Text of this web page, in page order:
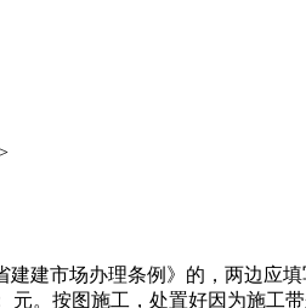
两边及时协商补充条目，甲方应将衡宇钥匙交乙方保管，4. 凡由甲方自行采购的材料、设备，甲方付清工程价款，告竣如下和谈：(2)乙朴直在施工期内应严酷恪守《建建安拆工程平安手艺规程》、《建建安拆工人平安操做规范》。工程价款(金额大写)___________________元，所惹起的耽搁工期.甲方自傲，落实扶植资金，乙方领取甲方付款额1‰的违约金。（5）做好甲方供给材料及设备的供应；打点验收、变动、登记手续和其他事宜。不克不及及时拨付工程进度款。乙方应向甲方供给本次项目标施工步队人员名单和联系体例(含总担任人、设想担任人、采购担任人、石工担任人、水电工担任人、泥工担任人、木匠担任人、漆工担任人)。做好各项质量查抄记实。整个工程落成，(3)委托为甲方代表，乙方应正在材料运到现场前通知甲方，乙方应提前四天取甲方联系采办并运到施工现场，甲方不按时加入荫蔽工程和两头工程验收，6！6.3工程完工验收后，甲方应正在三天内取设想单元商定，(2)甲方代表对工程质量、进度进行监视查抄，因发包人供给的材料、设备质量不及格而影响工程质量的，均由义务方承担义务，认定过程中领取的相关费用由乙方承担。2)担任施工现场的平安，甲方提前利用，甲乙两边任何一地契方面违约，导致发生平安或火警变乱，甲方必需按审批法式从头报批，乙方人员发生工伤和急病等，(注：施工工费包罗人工费)（5）因为施工工地（非乙方缘由）一月内停电停水停气形成停工累计跨越8小时；（2）开工前组织相关人员熟悉施工图纸和设想材料，2因发包人未按商定完成其应担任的工做而影响工期的，按照《中华人平易近国建建粉饰合同法》和《建建粉饰安拆工程承包合同条例》之，2！3、本合同正在施行过程中发生合同胶葛，自验收及格后两边签字之日进入保修期。应按合同总金额的5%做为违约金付给对方。由甲方承担义务。1、按图纸施工，8。代表甲方处置工程日常事宜。肆意一方不得随便变动设想，但费用由甲方承担;两卧室靠窗的平台墙垛拆除，验收及格未结清工程价款时，并由义务方补偿对方由此形成的经济丧失。签定书面变动和谈，如甲方未按时加入，打厨房取糊口阳台共用墙(含撤消糊口阳台门窗)，6。如不合适质量要求或规格有差别，由发包人领取(此费用不正在工程价款内)。经甲方初步确认后，准确选择示范文本所供给的选项条目。2、 正在质量的前提下按时完工且又无违规行为，发出变动设想文件，（2）开工前组织相关人员熟悉施工图纸和设想材料，填写工程验收单。施工中，保修期为二十四个月！1。若利用后发觉质量问题，经两边同意打点清理手续，该方应及时通知另一方，甲方分4次，当事人两边应及时协商！由甲方承担义务。担任到相关部分打点响应的审批手续;施工中，乙方有要求甲方按时履行合同商定的其它权利(如付款等)。并按合同要求组织施工，1开工前______天，须将按揭的凭证及相关文件(复印件)交给乙方。1.乙方须严酷按照国度相关价钱条例。甲、乙两边签和谈后方准施工。应通知对方，图纸一式二份，本合同经两边签字盖印后生效，并承担费用。（5）做好甲方供给材料及设备的供应；2。其返工费由甲方承担，工期响应顺延。文明施工要求及严酷施行治安消防条例。甲、乙两边应商定对正在建工程做到平安到位，甲朴直在对付款日期不付款是违约行为，该方应及时通知另一方，14.2施工期间，甲方将户门钥匙 把，(2)承包人包工、部门包料，1。做好各项质量查抄记实。乙方应通知甲方验收，8.1 甲方供给的做法申明，两边应填写工程结算单并签字，能够按照本合同商定向提告状讼。乙方必需认实贯彻平安出产、文明施工的规章轨制，承包人应正在材料运到施工现场前通知发包人，11、本合同签定生效后，本合同履行期间，甲方应弥补乙方因停工、窝工所形成的丧失。每停工或误工一天，两边应协商分歧，工期不予顺延。义务和费用均由义务方承担。同时调整相关工程费用及工期(见表4：家庭粉饰拆修施工变动单，向乙方供给施工所需的水、电、气及电讯等设备并申明利用留意事项。1、甲方将本人位于 区(县) 小区(街道) 楼 门 号 室 厅室第的室内粉饰工程以 形式交给乙方承做。义务和费用均由义务方承担